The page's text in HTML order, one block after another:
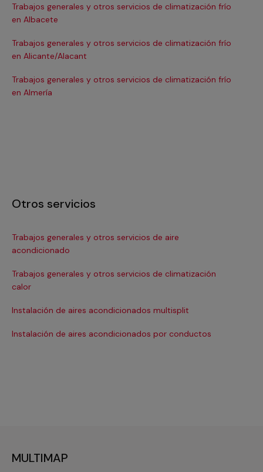
Trabajos generales y otros servicios de climatización frío
en Albacete
Trabajos generales y otros servicios de climatización frío
en Alicante/Alacant
Trabajos generales y otros servicios de climatización frío
en Almería
Otros servicios
Trabajos generales y otros servicios de aire
acondicionado
Trabajos generales y otros servicios de climatización
calor
Instalación de aires acondicionados multisplit
Instalación de aires acondicionados por conductos
MULTIMAP